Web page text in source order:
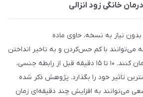
خانگی زود انزالی
نیاز به نسخه، حاوی ماده
با کم حس‌کردن و به تاخیر انداختن
ارگاسم، انزال زودرس را درمان کنند. ۱۰ تا ۱۵ دقیقه قبل از رابطه جنسی،
تاثیر خود را بگذارد. پژوهش ذکر شده
می‌توانند به افزایش چند دقیقه‌ای زمان